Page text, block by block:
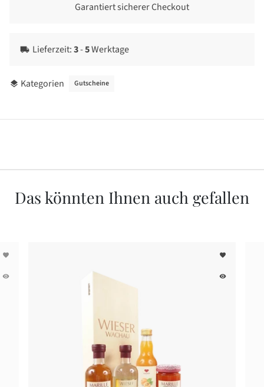
Garantiert sicherer Checkout
local_shipping Lieferzeit:3-5Werktage
layers Kategorien Gutscheine
Das könnten Ihnen auch gefallen
favorite
remove_red_eye
favorite
remove_red_eye